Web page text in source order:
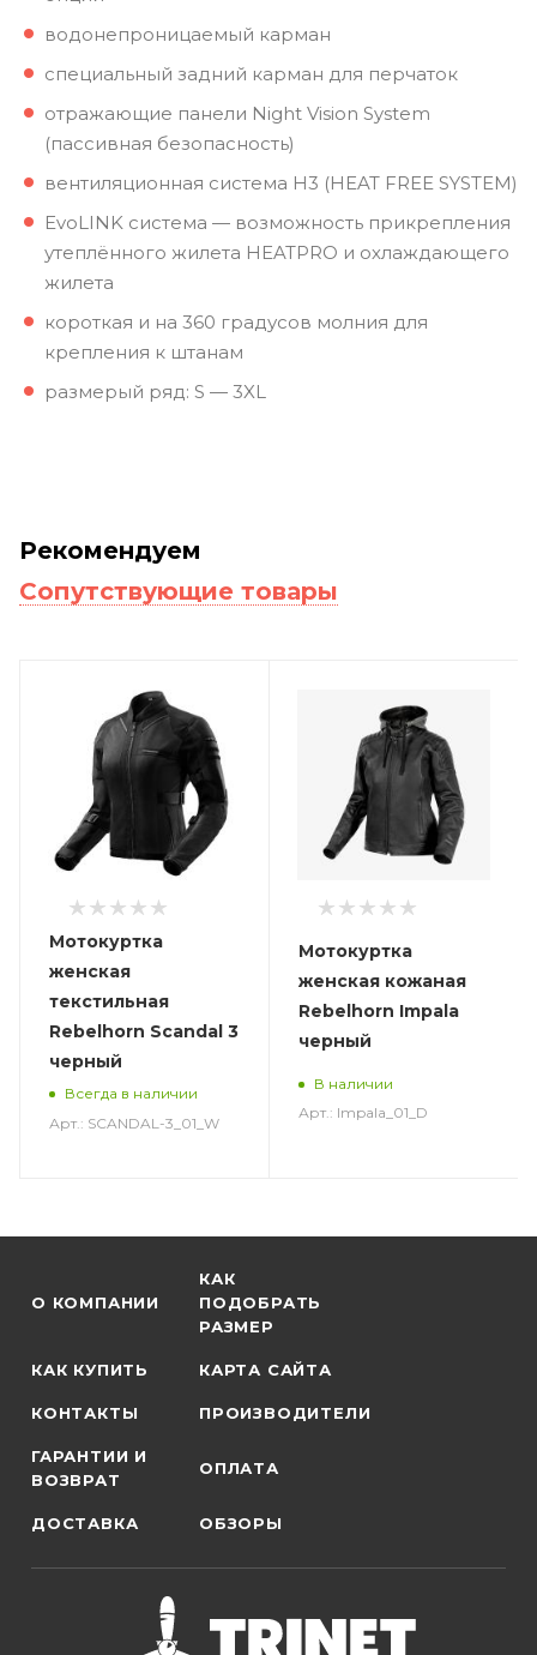
водонепроницаемый карман
специальный задний карман для перчаток
отражающие панели Night Vision System
(пассивная безопасность)
вентиляционная система H3 (HEAT FREE SYSTEM)
EvoLINK система — возможность прикрепления
утеплённого жилета HEATPRO и охлаждающего
жилета
короткая и на 360 градусов молния для
крепления к штанам
размерый ряд: S — 3XL
Рекомендуем
Сопутствующие товары
Мотокуртка
женская
текстильная
Rebelhorn Scandal 3
черный
Всегда в наличии
Арт.: SCANDAL-3_01_W
Мотокуртка
женская кожаная
Rebelhorn Impala
черный
В наличии
Арт.: Impala_01_D
О КОМПАНИИ
КАК
ПОДОБРАТЬ
РАЗМЕР
КАК КУПИТЬ КАРТА САЙТА
КОНТАКТЫ ПРОИЗВОДИТЕЛИ
ГАРАНТИИ И
ВОЗВРАТ
ОПЛАТА
ДОСТАВКА ОБЗОРЫ